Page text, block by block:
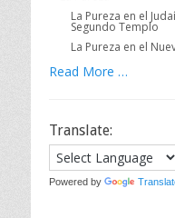
La Pureza en el
Segundo Templo
La Pureza en el
Read More …
Translate:
Powered by